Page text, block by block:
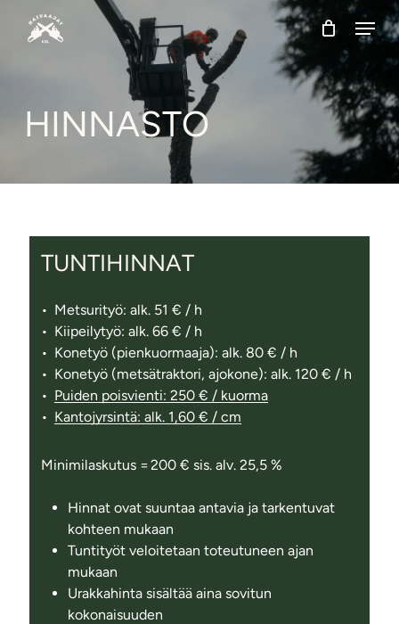
Menu
HINNASTO
TUNTIHINNAT
Metsurityö: alk. 51 € / h
Kiipeilytyö: alk. 66 € / h
Konetyö (pienkuormaaja): alk. 80 € / h
Konetyö (metsätraktori, ajokone): alk. 120 € / h
Puiden poisvienti: 250 € / kuorma
Kantojyrsintä: alk. 1,60 € / cm
Minimilaskutus = 200 € sis. alv. 25,5 %
Hinnat ovat suuntaa antavia ja tarkentuvat
kohteen mukaan
Tuntityöt veloitetaan toteutuneen ajan
mukaan
Urakkahinta sisältää aina sovitun
kokonaisuuden